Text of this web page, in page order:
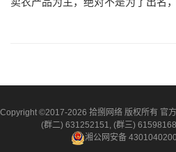
建一个优秀的农业和生活产业链。
秀人才。当然，…
Copyright ©2017-2026 拾捌网络 版权所有 官
(群二) 631252151, (群三)
湘公网安备